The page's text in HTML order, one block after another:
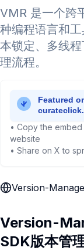
VMR 是一个跨
种编程语言和
本锁定、多线
理流程。
• Copy the
website
• Share on X to
Version-
Version-
SDK版本管